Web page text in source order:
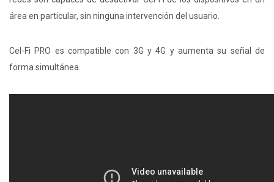
área en particular, sin ninguna intervención del usuario.
Cel-Fi PRO es compatible con 3G y 4G y aumenta su señal de
forma simultánea.